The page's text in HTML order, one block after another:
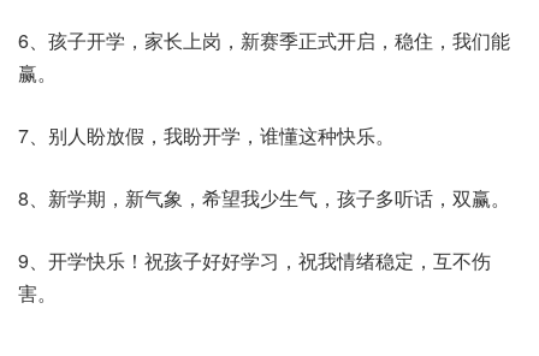
6、孩子开学，家长上岗，新赛季正式开启，稳住，我们能
赢。
7、别人盼放假，我盼开学，谁懂这种快乐。
8、新学期，新气象，希望我少生气，孩子多听话，双赢。
9、开学快乐！祝孩子好好学习，祝我情绪稳定，互不伤
害。